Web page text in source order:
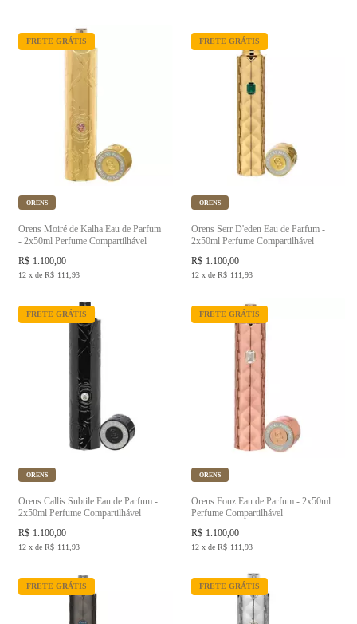
FRETE GRÁTIS
ORENS
Orens Moiré de Kalha Eau de Parfum
- 2x50ml Perfume Compartilhável
R$ 1.100,00
12 x de R$ 111,93
FRETE GRÁTIS
ORENS
Orens Serr D'eden Eau de Parfum -
2x50ml Perfume Compartilhável
R$ 1.100,00
12 x de R$ 111,93
FRETE GRÁTIS
ORENS
Orens Callis Subtile Eau de Parfum -
2x50ml Perfume Compartilhável
R$ 1.100,00
12 x de R$ 111,93
FRETE GRÁTIS
ORENS
Orens Fouz Eau de Parfum - 2x50ml
Perfume Compartilhável
R$ 1.100,00
12 x de R$ 111,93
FRETE GRÁTIS FRETE GRÁTIS